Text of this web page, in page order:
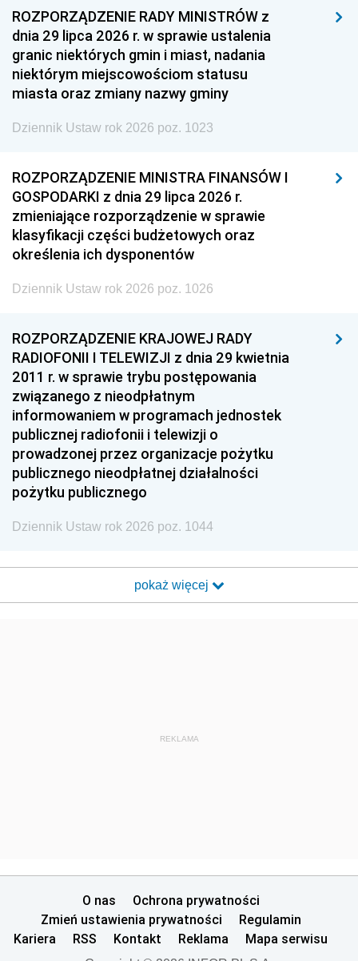
ROZPORZĄDZENIE RADY MINISTRÓW z
dnia 29 lipca 2026 r. w sprawie ustalenia
granic niektórych gmin i miast, nadania
niektórym miejscowościom statusu
miasta oraz zmiany nazwy gminy
Dziennik Ustaw rok 2026 poz. 1023
ROZPORZĄDZENIE MINISTRA FINANSÓW I
GOSPODARKI z dnia 29 lipca 2026 r.
zmieniające rozporządzenie w sprawie
klasyfikacji części budżetowych oraz
określenia ich dysponentów
Dziennik Ustaw rok 2026 poz. 1026
ROZPORZĄDZENIE KRAJOWEJ RADY
RADIOFONII I TELEWIZJI z dnia 29 kwietnia
2011 r. w sprawie trybu postępowania
związanego z nieodpłatnym
informowaniem w programach jednostek
publicznej radiofonii i telewizji o
prowadzonej przez organizacje pożytku
publicznego nieodpłatnej działalności
pożytku publicznego
Dziennik Ustaw rok 2026 poz. 1044
pokaż więcej
REKLAMA
O nas
Ochrona prywatności
Zmień ustawienia prywatności
Regulamin
Kariera
RSS Kontakt Reklama Mapa serwisu